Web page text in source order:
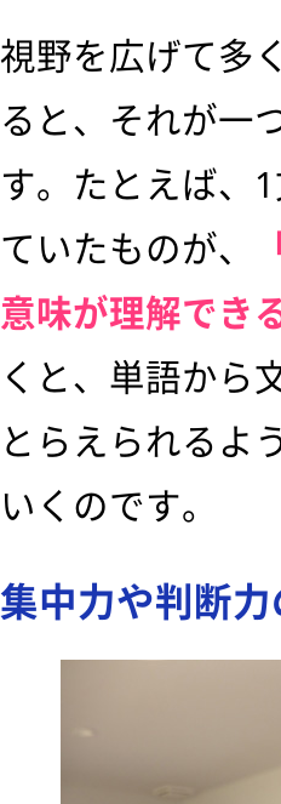
視野を広げて多
ると、それが一
す。たとえば、
ていたものが、
意味が理解でき
くと、単語から
とらえられるよ
いくのです。
集中力や判断